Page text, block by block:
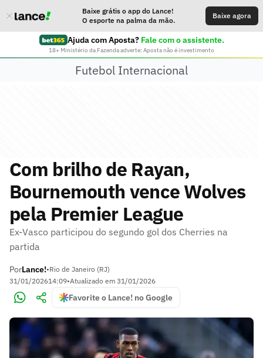
Baixe grátis o app do Lance!
O esporte na palma da mão.
Baixe agora
Ajuda com Aposta? Fale com o assistente.
18+ Ministério da Fazenda adverte: Aposta não é investimento
Futebol Internacional
Com brilho de Rayan,
Bournemouth vence Wolves
pela Premier League
Ex-Vasco participou do segundo gol dos Cherries na
partida
PorLance!•Rio de Janeiro (RJ)
31/01/202614:09•Atualizado em 31/01/2026
Favorite o Lance! no Google